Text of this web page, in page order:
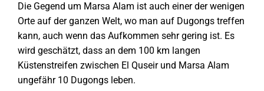
Die Gegend um Marsa Alam ist auch einer der wenigen
Orte auf der ganzen Welt, wo man auf Dugongs treffen
kann, auch wenn das Aufkommen sehr gering ist. Es
wird geschätzt, dass an dem 100 km langen
Küstenstreifen zwischen El Quseir und Marsa Alam
ungefähr 10 Dugongs leben.